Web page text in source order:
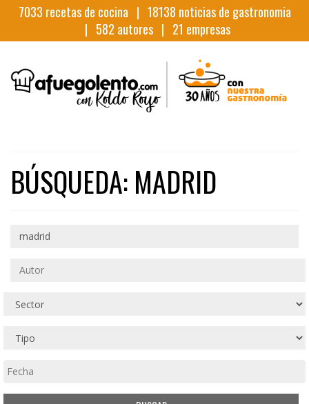
7033 recetas de cocina | 18138 noticias de gastronomia
| 582 autores | 21 empresas
BÚSQUEDA: MADRID